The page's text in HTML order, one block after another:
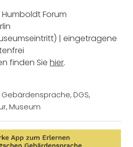
Humboldt Forum
| eingetragene
finden Sie hier.
, DGS,
, Museum